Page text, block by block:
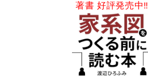
著書 好評発売中‼